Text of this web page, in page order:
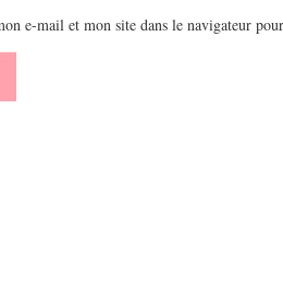
e-mail et mon site dans le navigateur